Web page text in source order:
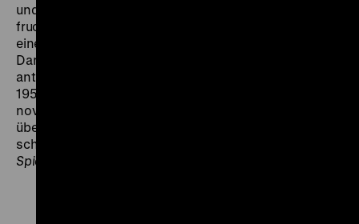
und warnenden Satz Bertolt Brechts, „Der Schoß ist
fruchtbar noch, aus dem das kroch“, als Leitmotiv für
einen zupackenden, besonders von den jungen
Darstellern ergreifend gespielten Film über
antisemitische Tendenzen in der Bundesrepublik der
1950er Jahre. „Die gesamte Handlung ist auf den
novellistischen Kern hin gebaut. Die strenge,
übersichtliche Montage betont die konzentrierte,
schnörkellose Inszenierung.“ (Dieter Wolf
Spielfilm-Regisseure und ihre Kritiker